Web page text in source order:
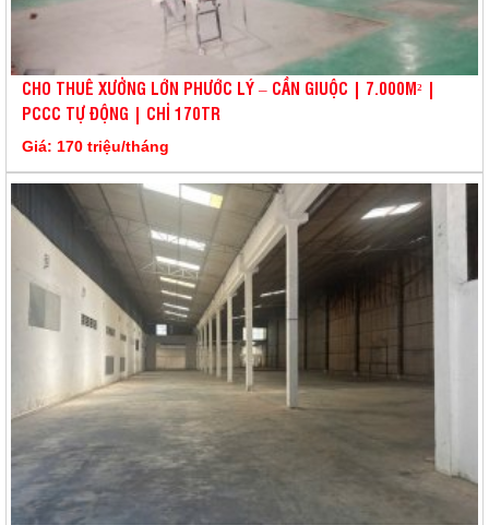
CHO THUÊ XƯỞNG LỚN PHƯỚC LÝ – CẦN GIUỘC | 7.000M² |
PCCC TỰ ĐỘNG | CHỈ 170TR
Giá: 170 triệu/tháng